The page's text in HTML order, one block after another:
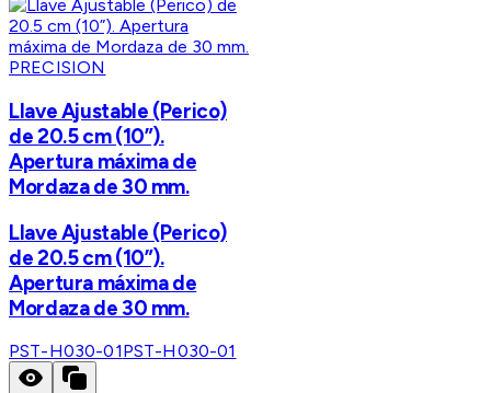
PRECISION
Llave Ajustable (Perico)
de 20.5 cm (10”).
Apertura máxima de
Mordaza de 30 mm.
Llave Ajustable (Perico)
de 20.5 cm (10”).
Apertura máxima de
Mordaza de 30 mm.
PST-H030-01PST-H030-01